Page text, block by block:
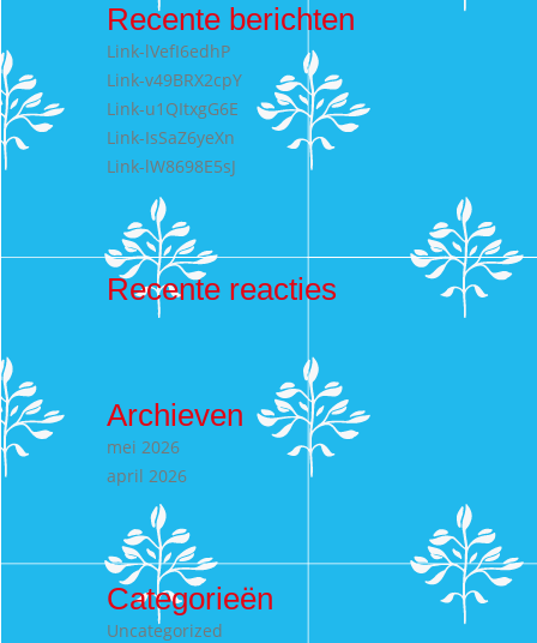
Recente berichten
Link-lVefI6edhP
Link-v49BRX2cpY
Link-u1QItxgG6E
Link-IsSaZ6yeXn
Link-lW8698E5sJ
Recente reacties
Archieven
mei 2026
april 2026
Categorieën
Uncategorized